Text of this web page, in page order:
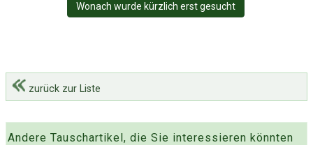
Wonach wurde kürzlich erst gesucht
zurück zur Liste
Andere Tauschartikel, die Sie interessieren könnten